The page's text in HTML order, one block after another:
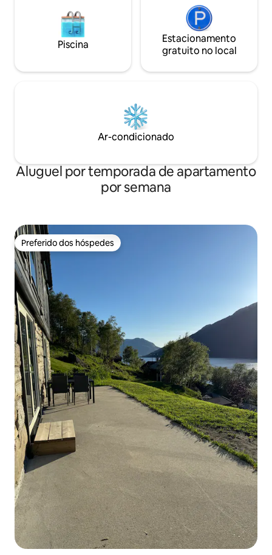
Piscina
Estacionamento
gratuito no local
Ar-condicionado
Aluguel por temporada de apartamento
por semana
Preferido dos hóspedes
Preferido dos hóspedes